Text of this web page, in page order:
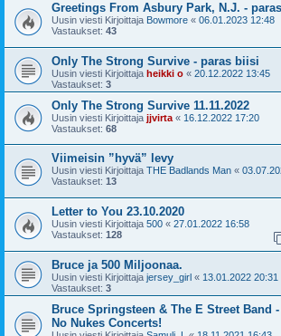
Greetings From Asbury Park, N.J. -
Uusin viesti Kirjoittaja Bowmore « 06.01.2023 12:48
Vastaukset: 43
Only The Strong Survive - paras biisi
Uusin viesti Kirjoittaja heikki o « 20.12.2022 13:45
Vastaukset: 3
Only The Strong Survive 11.11.2022
Uusin viesti Kirjoittaja jjvirta « 16.12.2022 17:20
Vastaukset: 68
Viimeisin ”hyvä” levy
Uusin viesti Kirjoittaja THE Badlands Man «
Vastaukset: 13
Letter to You 23.10.2020
Uusin viesti Kirjoittaja 500 « 27.01.2022 16:58
Vastaukset: 128
Bruce ja 500 Miljoonaa.
Uusin viesti Kirjoittaja jersey_girl « 13.01.2022 20:31
Vastaukset: 3
Bruce Springsteen & The E Street Band
No Nukes Concerts!